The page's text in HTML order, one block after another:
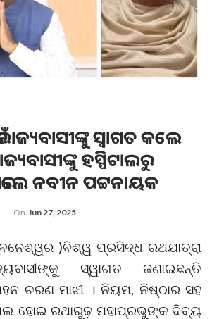
ରାଜ୍ୟବାସୀଙ୍କୁ ସ୍ୱାଗତ କଲେ
ହସ୍ପିଟାଲରୁ
ନବୀନ ପଟ୍ଟନାୟକ
On Jun 27, 2025
)ବିଶ୍ୱ ପ୍ରସିଦ୍ଧ ରଥଯାତ୍ରା
ସ୍ୱାଗତ ଜଣାଇଛନ୍ତି
ଚରଣ ମାଝୀ । ନିୟମ, ନିଷ୍ଠାର ସହ
ହୋଇ ରଥାରୁଢ଼ ମହାପ୍ରଭୁଙ୍କ ଦିବ୍ୟ